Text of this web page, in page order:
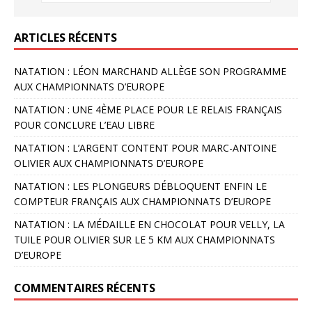
ARTICLES RÉCENTS
NATATION : LÉON MARCHAND ALLÈGE SON PROGRAMME
AUX CHAMPIONNATS D’EUROPE
NATATION : UNE 4ÈME PLACE POUR LE RELAIS FRANÇAIS
POUR CONCLURE L’EAU LIBRE
NATATION : L’ARGENT CONTENT POUR MARC-ANTOINE
OLIVIER AUX CHAMPIONNATS D’EUROPE
NATATION : LES PLONGEURS DÉBLOQUENT ENFIN LE
COMPTEUR FRANÇAIS AUX CHAMPIONNATS D’EUROPE
NATATION : LA MÉDAILLE EN CHOCOLAT POUR VELLY, LA
TUILE POUR OLIVIER SUR LE 5 KM AUX CHAMPIONNATS
D’EUROPE
COMMENTAIRES RÉCENTS